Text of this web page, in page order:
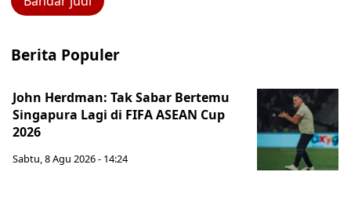
Berita Populer
John Herdman: Tak Sabar Bertemu
Singapura Lagi di FIFA ASEAN Cup
2026
Sabtu, 8 Agu 2026 - 14:24